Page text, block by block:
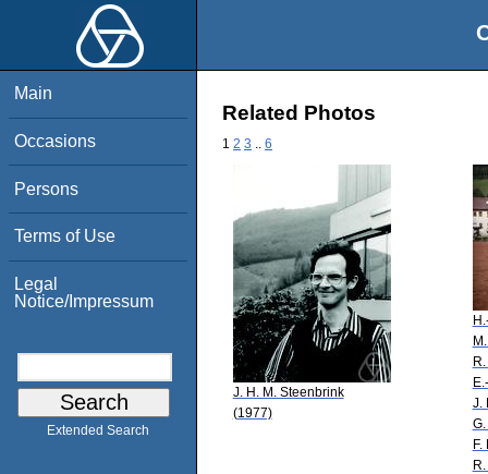
Main
Occasions
Persons
Terms of Use
Legal
Notice/Impressum
Extended Search
Related Photos
1 2 3 6
J. H. M. Steenbrink
(1977)
J.
F.